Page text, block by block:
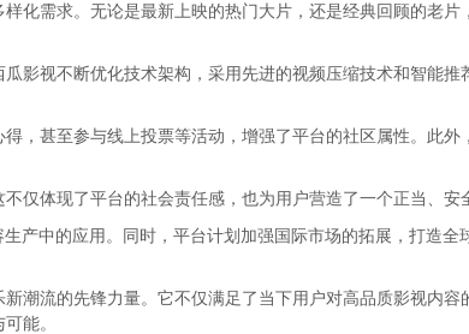
化需求。无论是最新上映的热门大片，还是经典回顾的老片
影视不断优化技术架构，采用先进的视频压缩技术和智能推
，甚至参与线上投票等活动，增强了平台的社区属性。此外
仅体现了平台的社会责任感，也为用户营造了一个正当、安
产中的应用。同时，平台计划加强国际市场的拓展，打造全
潮流的先锋力量。它不仅满足了当下用户对高品质影视内容
能。